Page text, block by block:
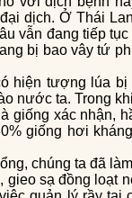
dịch. Ở Thái
vẫn đang tiếp
bị bao vây tứ
nước ta. Trong
giống xác nhận,
giống hơi
gieo sạ đồng loạt